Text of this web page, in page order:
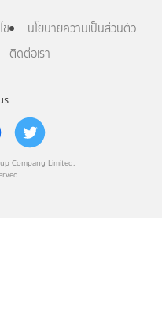
Company Limited.
ข
นโยบายความเป็นส่วนตัว
ติดต่อเรา